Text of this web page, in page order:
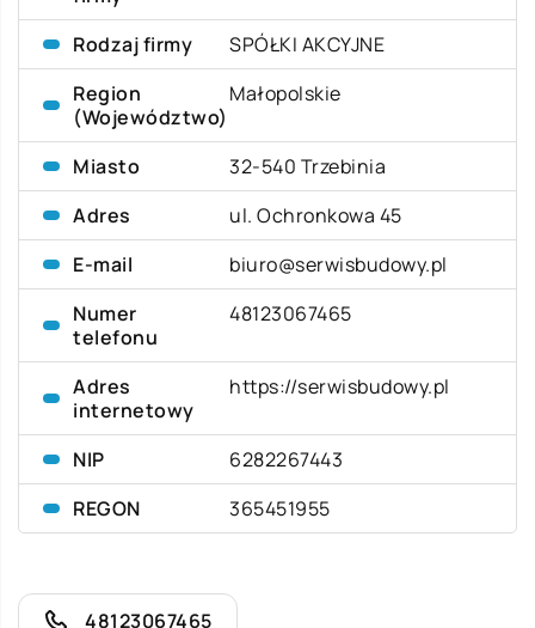
Rodzaj firmy
SPÓŁKI AKCYJNE
Region
(Województwo)
Małopolskie
Miasto
32-540 Trzebinia
Adres
ul. Ochronkowa 45
E-mail
biuro@serwisbudowy.pl
Numer
telefonu
48123067465
Adres
internetowy
https://serwisbudowy.pl
NIP
6282267443
REGON
365451955
48123067465